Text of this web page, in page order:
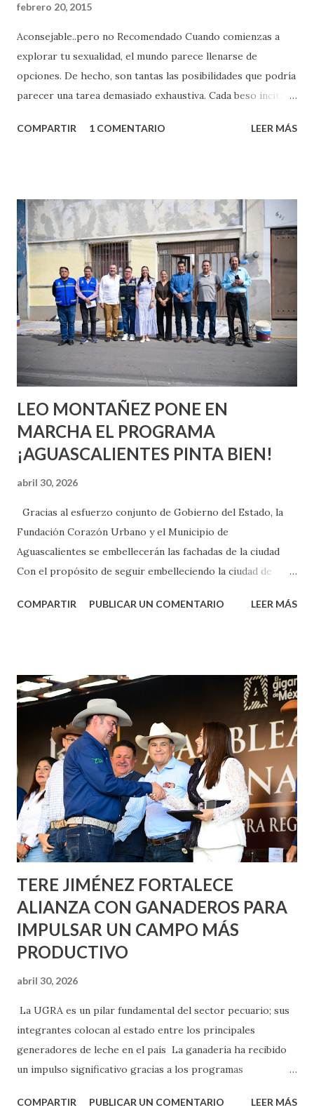
febrero 20, 2015
Aconsejable..pero no Recomendado Cuando comienzas a
explorar tu sexualidad, el mundo parece llenarse de
opciones. De hecho, son tantas las posibilidades que podría
parecer una tarea demasiado exhaustiva. Cada beso incita
partes de ti que jamás hubieras imaginado. El problema es
conoces ni la mitad de lo que deberías saber. Pero incluso
quienes ya han tenido relaciones sexuales no son expertos
o expertas en el tema. Siempre hay algo nuevo que
aprender y nuevas experiencias que conocer. Si eres una
chica y aún no has tenido relaciones sexuales, tal vez
pienses que el sexo será increíble y no puedas esperar para
experimentarlo, pero como cualquier persona con
experiencia te dirá, siempre es mejor cuando ambas partes
son suficientemen...
COMPARTIR 1 COMENTARIO LEER MÁS
LEO MONTAÑEZ PONE EN
MARCHA EL PROGRAMA
¡AGUASCALIENTES PINTA BIEN!
abril 30, 2026
Gracias al esfuerzo conjunto de Gobierno del Estado, la
Fundación Corazón Urbano y el Municipio de
Aguascalientes se embellecerán las fachadas de la ciudad
Con el propósito de seguir embelleciendo la ciudad de
municipal, Leo Montañez dio inicio al programa
Corazón Urbano y el Municipio capital. Leo Montañez
informó que en este programa se usarán cerca de 90 mil
metros cuadrados de pintura, para dar inicio en la calle
Nieto, entre Jesús F. Elizondo y la calle 22 de Octubre, con
lo que se aplicará pintura en 66 casas. Posteriormente se
llevará este programa a Villas de Nuestra Señora de la
Asunción, Avenida Alameda y Decreto 27 de Septiembre, en
los edificios FOVISSSTE Ojo de Agua, en la comunidad
Norias de Paso Hondo y en los edificios de...
COMPARTIR PUBLICAR UN COMENTARIO LEER MÁS
TERE JIMÉNEZ FORTALECE
ALIANZA CON GANADEROS PARA
IMPULSAR UN CAMPO MÁS
PRODUCTIVO
abril 30, 2026
La UGRA es un pilar fundamental del sector pecuario; sus
integrantes colocan al estado entre los principales
generadores de leche en el país La ganadería ha recibido
un impulso significativo gracias a los programas
muestra de su respaldo firme y decidido al campo, la
COMPARTIR PUBLICAR UN COMENTARIO LEER MÁS